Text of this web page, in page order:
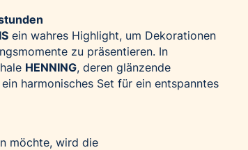
ein wahres Highlight, um Dekorationen
zu präsentieren. In
HENNING, deren glänzende
harmonisches Set für ein entspanntes
möchte, wird die